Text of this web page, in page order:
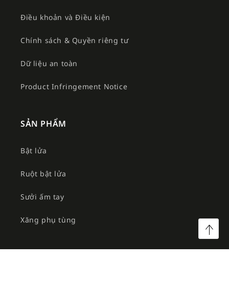
Điều khoản và Điều kiện
Chính sách & Quyền riêng tư
Dữ liệu an toàn
Product Infringement Notice
SẢN PHẨM
Bật lửa
Ruột bật lửa
Sưởi ấm tay
Xăng phụ tùng